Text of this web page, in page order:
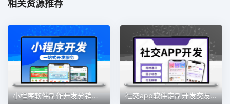
相关资源推荐
小程序软件制作开发分销商城扫码点餐外卖跑腿家政模板定制搭建 社交app软件定制开发交友一对一相亲同城语音房直播聊天室app开发